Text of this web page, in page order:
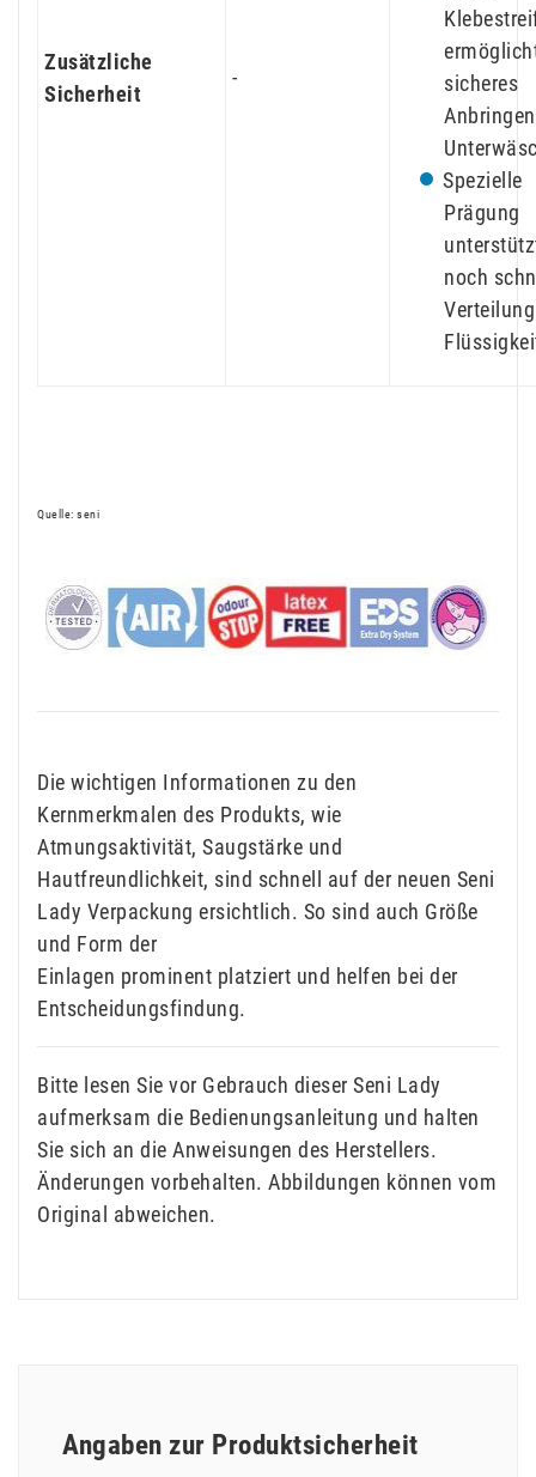
Zusätzliche
Sicherheit
-
sicheres
Spezielle
Prägung
noch
Quelle: seni
Die wichtigen Informationen zu den
Kernmerkmalen des Produkts, wie
Atmungsaktivität, Saugstärke und
Hautfreundlichkeit, sind schnell auf der neuen Seni
Lady Verpackung ersichtlich. So sind auch Größe
und Form der
Einlagen prominent platziert und helfen bei der
Entscheidungsfindung.
Bitte lesen Sie vor Gebrauch dieser Seni Lady
aufmerksam die Bedienungsanleitung und halten
Sie sich an die Anweisungen des Herstellers.
Änderungen vorbehalten. Abbildungen können vom
Original abweichen.
Angaben zur Produktsicherheit